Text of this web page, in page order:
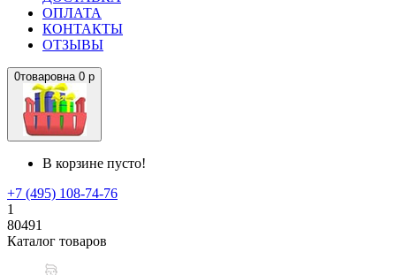
ОПЛАТА
КОНТАКТЫ
ОТЗЫВЫ
0товаровна 0 р
В корзине пусто!
+7 (495) 108-74-76
1
80491
Каталог товаров